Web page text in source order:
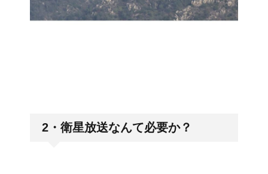
2・衛星放送なんて必要か？